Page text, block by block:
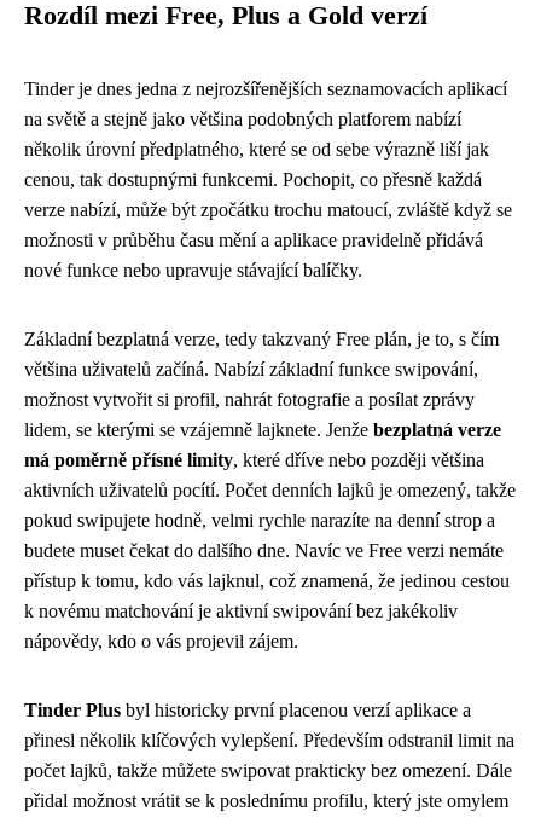
Rozdíl mezi Free, Plus a Gold verzí
Tinder je dnes jedna z nejrozšířenějších seznamovacích aplikací
na světě a stejně jako většina podobných platforem nabízí
několik úrovní předplatného, které se od sebe výrazně liší jak
cenou, tak dostupnými funkcemi. Pochopit, co přesně každá
verze nabízí, může být zpočátku trochu matoucí, zvláště když se
možnosti v průběhu času mění a aplikace pravidelně přidává
nové funkce nebo upravuje stávající balíčky.
Základní bezplatná verze, tedy takzvaný Free plán, je to, s čím
většina uživatelů začíná. Nabízí základní funkce swipování,
možnost vytvořit si profil, nahrát fotografie a posílat zprávy
lidem, se kterými se vzájemně lajknete. Jenže bezplatná verze
má poměrně přísné limity, které dříve nebo později většina
aktivních uživatelů pocítí. Počet denních lajků je omezený, takže
pokud swipujete hodně, velmi rychle narazíte na denní strop a
budete muset čekat do dalšího dne. Navíc ve Free verzi nemáte
přístup k tomu, kdo vás lajknul, což znamená, že jedinou cestou
k novému matchování je aktivní swipování bez jakékoliv
nápovědy, kdo o vás projevil zájem.
Tinder Plus byl historicky první placenou verzí aplikace a
přinesl několik klíčových vylepšení. Především odstranil limit na
počet lajků, takže můžete swipovat prakticky bez omezení. Dále
přidal možnost vrátit se k poslednímu profilu, který jste omylem